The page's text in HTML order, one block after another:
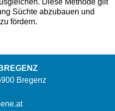
Süchte abzubauen und
fördern.
Bregenz